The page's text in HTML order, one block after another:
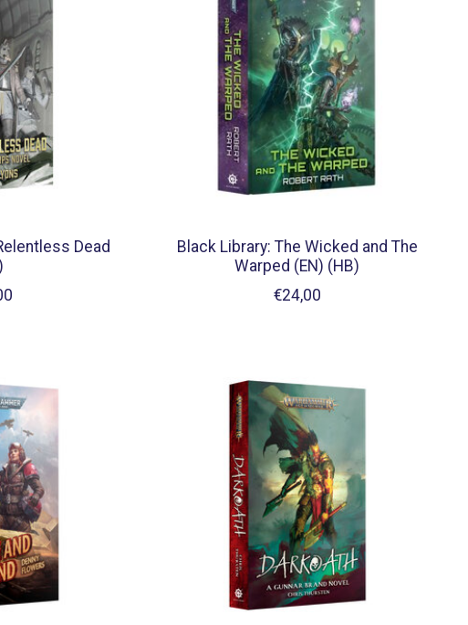
Dead
Black Library: The Wicked and The
Warped (EN) (HB)
€24,00